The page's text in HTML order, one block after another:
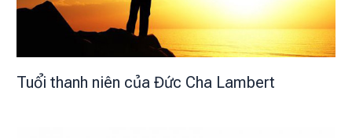
Tuổi thanh niên của Đức Cha Lambert